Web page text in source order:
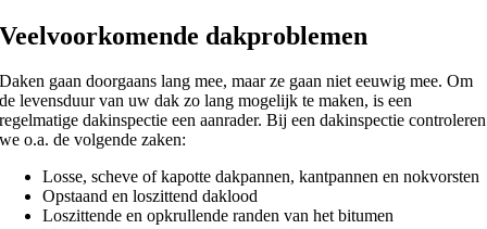
Veelvoorkomende dakproblemen
Daken gaan doorgaans lang mee, maar ze gaan niet eeuwig mee. Om
de levensduur van uw dak zo lang mogelijk te maken, is een
regelmatige dakinspectie een aanrader. Bij een dakinspectie controleren
we o.a. de volgende zaken:
Losse, scheve of kapotte dakpannen, kantpannen en nokvorsten
Opstaand en loszittend daklood
Loszittende en opkrullende randen van het bitumen